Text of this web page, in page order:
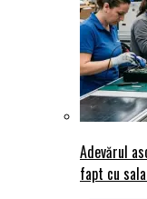
Adevărul
fapt cu